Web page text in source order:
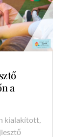
a
kialakított,